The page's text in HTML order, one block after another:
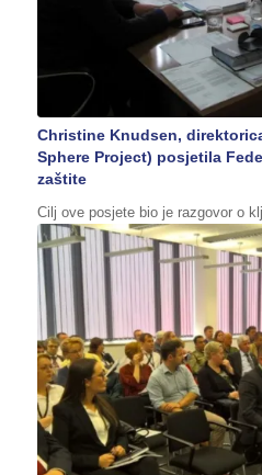
Christine Knudsen,
Sphere Project) posjetila
zaštite
Cilj ove posjete bio je razgovor o